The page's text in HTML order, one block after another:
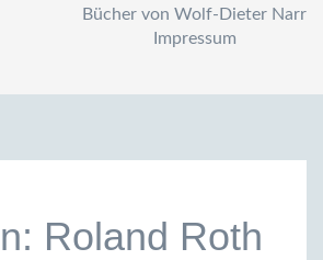
Bücher von Wolf-Dieter Narr
Impressum
Roland Roth